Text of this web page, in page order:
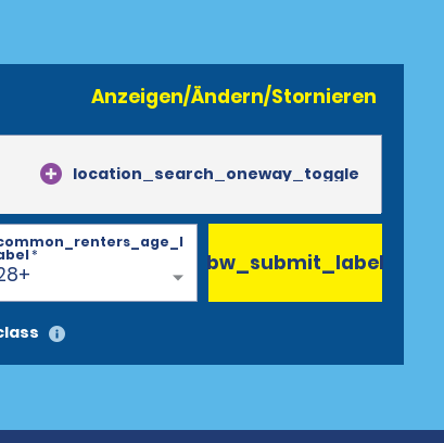
Anzeigen/Ändern/Stornieren
location_search_oneway_toggle
* bw_submit_label